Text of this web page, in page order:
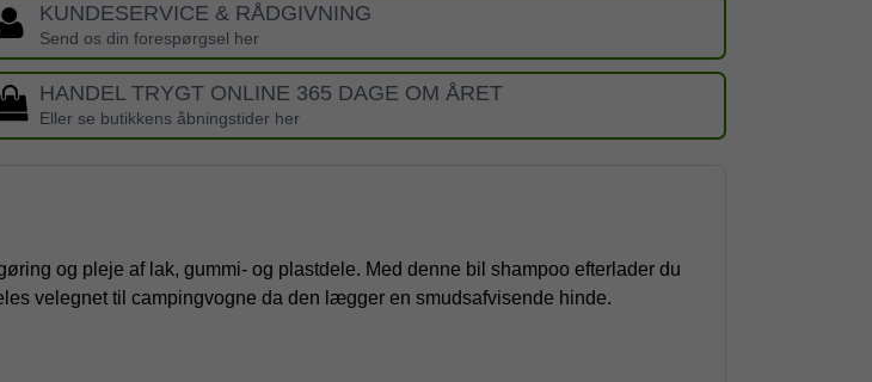
KUNDESERVICE & RÅDGIVNING
Send os din forespørgsel her
HANDEL TRYGT ONLINE 365 DAGE OM ÅRET
Eller se butikkens åbningstider her
og pleje af lak, gummi- og plastdele. Med denne bil shampoo efterlader du
velegnet til campingvogne da den lægger en smudsafvisende hinde.